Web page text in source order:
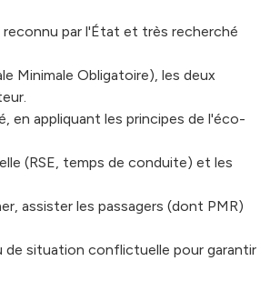
reconnu par l'État et très recherché
Minimale Obligatoire), les deux
en appliquant les principes de l'éco-
(RSE, temps de conduite) et les
assister les passagers (dont PMR)
de situation conflictuelle pour garantir